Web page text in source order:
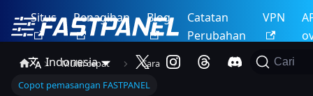
Situs Penagihan Blog
Catatan
Perubahan
VPN
Indonesia
Cari
Mulai cepat
Cara
Copot pemasangan FASTPANEL